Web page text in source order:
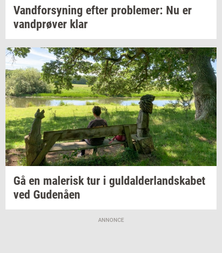
Vand­for­sy­ning efter pro­ble­mer: Nu er
vand­prø­ver klar
Gå en ma­le­risktur i gul­dal­der­land­ska­bet
ved Gu­denå­en
ANNONCE